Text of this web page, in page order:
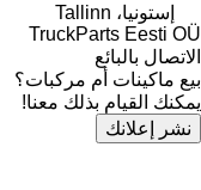
إستونيا، Tallinn
TruckParts Eesti OÜ
الاتصال بالبائع
بيع ماكينات أم مركبات؟
يمكنك القيام بذلك معنا!
نشر إعلانك